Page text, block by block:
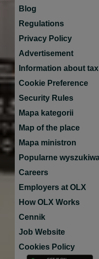
Blog
Regulations
Privacy Policy
Advertisement
Information about
Cookie Preference
Security Rules
Mapa kategorii
Map of the place
Mapa ministron
Popularne
Careers
Employers at OLX
How OLX Works
Cennik
Job Website
Cookies Policy